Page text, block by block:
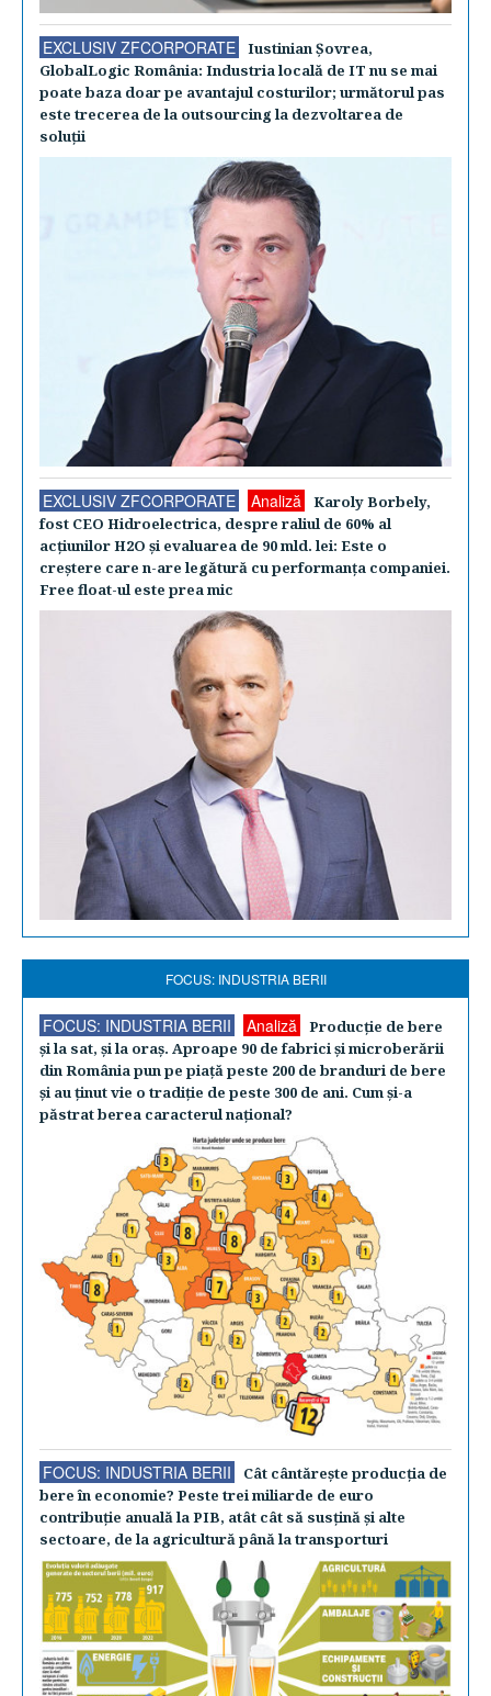
EXCLUSIV ZFCORPORATE
Iustinian Şovrea,
GlobalLogic România: Industria locală de IT nu se mai
poate baza doar pe avantajul costurilor; următorul pas
este trecerea de la outsourcing la dezvoltarea de
soluţii
EXCLUSIV ZFCORPORATE Analiză
Karoly Borbely,
fost CEO Hidroelectrica, despre raliul de 60% al
acţiunilor H2O şi evaluarea de 90 mld. lei: Este o
creştere care n-are legătură cu performanţa companiei.
Free float-ul este prea mic
FOCUS: INDUSTRIA BERII
FOCUS: INDUSTRIA BERII Analiză
Producţie de bere
şi la sat, şi la oraş. Aproape 90 de fabrici şi microberării
din România pun pe piaţă peste 200 de branduri de bere
şi au ţinut vie o tradiţie de peste 300 de ani. Cum şi-a
păstrat berea caracterul naţional?
FOCUS: INDUSTRIA BERII
Cât cântăreşte producţia de
bere în economie? Peste trei miliarde de euro
contribuţie anuală la PIB, atât cât să susţină şi alte
sectoare, de la agricultură până la transporturi